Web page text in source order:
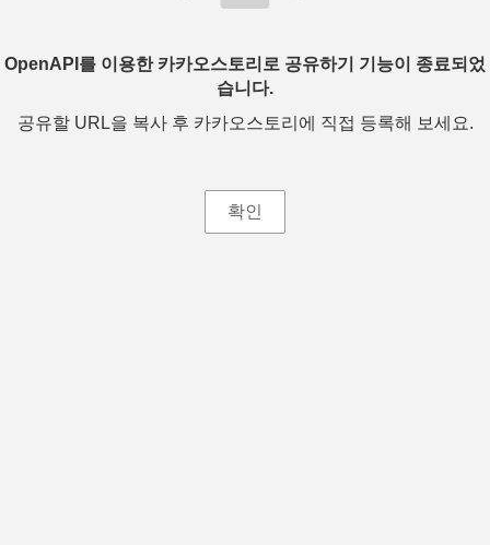
OpenAPI를 이용한 카카오스토리로 공유하기 기능이 종료되었
습니다.
공유할 URL을 복사 후 카카오스토리에 직접 등록해 보세요.
확인